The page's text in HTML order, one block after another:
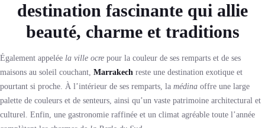
destination fascinante qui allie
beauté, charme et traditions
Également appelée la ville ocre pour la couleur de ses remparts et de ses
maisons au soleil couchant, Marrakech reste une destination exotique et
pourtant si proche. À l’intérieur de ses remparts, la médina offre une large
palette de couleurs et de senteurs, ainsi qu’un vaste patrimoine architectural et
culturel. Enfin, une gastronomie raffinée et un climat agréable toute l’année